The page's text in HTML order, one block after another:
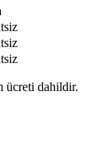
ücreti dahildir.